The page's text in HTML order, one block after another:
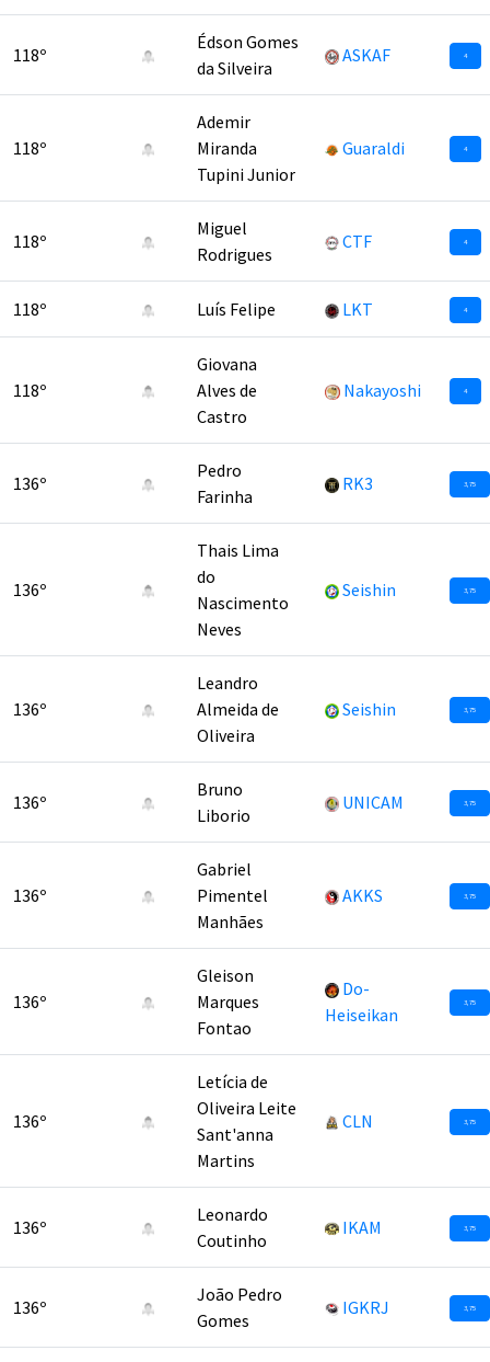
118º
Édson Gomes
da Silveira
ASKAF 4
118º
Ademir
Miranda
Tupini Junior
Guaraldi 4
118º
Miguel
Rodrigues
CTF 4
118º Luís Felipe LKT 4
118º
Giovana
Alves de
Castro
Nakayoshi 4
136º
Pedro
Farinha
RK3 3,75
136º
Thais Lima
do
Nascimento
Neves
Seishin 3,75
136º
Leandro
Almeida de
Oliveira
Seishin 3,75
136º
Bruno
Liborio
UNICAM 3,75
136º
Gabriel
Pimentel
Manhães
AKKS 3,75
136º
Gleison
Marques
Fontao
Do-
Heiseikan
3,75
136º
Letícia de
Oliveira Leite
Sant'anna
Martins
CLN 3,75
136º
Leonardo
Coutinho
IKAM 3,75
136º
João Pedro
Gomes
IGKRJ 3,75